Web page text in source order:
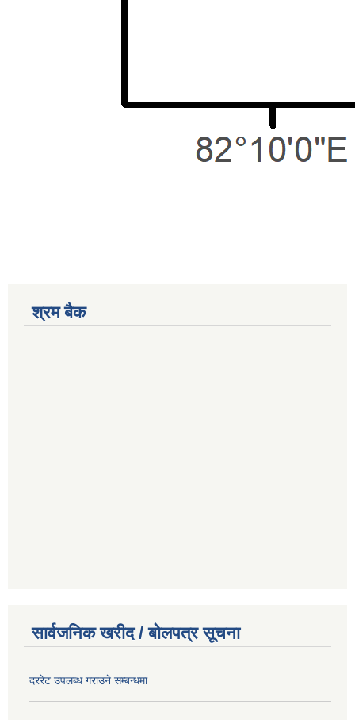
श्रम बैक
सार्वजनिक खरीद / बोलपत्र सूचना
दररेट उपलब्ध गराउने सम्बन्धमा